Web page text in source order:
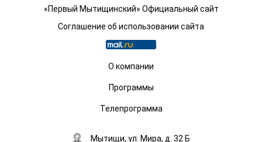
«Первый Мытищинский» Официальный сайт
Соглашение об использовании сайта
О компании
Программы
Телепрограмма
Мытищи, ул. Мира, д. 32 Б